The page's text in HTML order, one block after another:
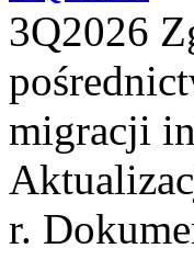
3Q2026
migracji
r.